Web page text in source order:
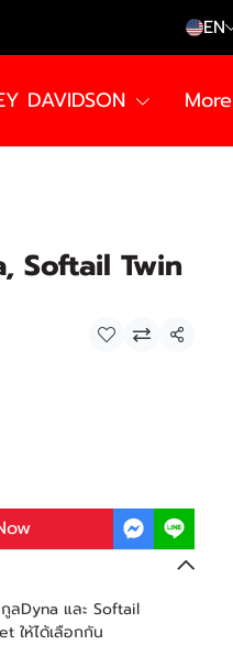
EN
DAVIDSON More
Softail Twin
Share
ลDyna และ Softail
ให้ได้เลือกกัน